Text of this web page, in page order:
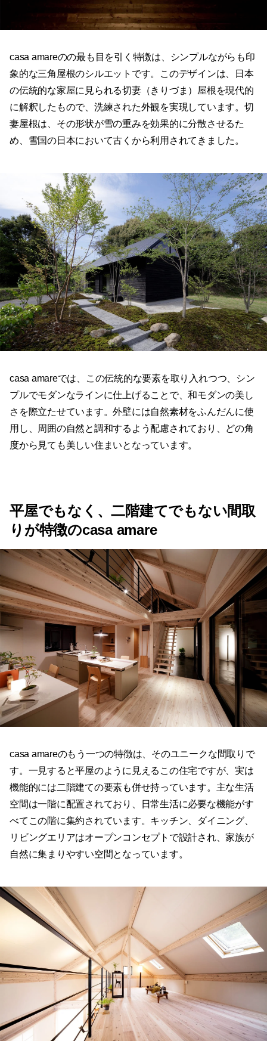
casa amareのの最も目を引く特徴は、シンプルながらも印
象的な三角屋根のシルエットです。このデザインは、日本
の伝統的な家屋に見られる切妻（きりづま）屋根を現代的
に解釈したもので、洗練された外観を実現しています。切
妻屋根は、その形状が雪の重みを効果的に分散させるた
め、雪国の日本において古くから利用されてきました。
casa amareでは、この伝統的な要素を取り入れつつ、シン
プルでモダンなラインに仕上げることで、和モダンの美し
さを際立たせています。外壁には自然素材をふんだんに使
用し、周囲の自然と調和するよう配慮されており、どの角
度から見ても美しい住まいとなっています。
平屋でもなく、二階建てでもない間取
りが特徴のcasa amare
casa amareのもう一つの特徴は、そのユニークな間取りで
す。一見すると平屋のように見えるこの住宅ですが、実は
機能的には二階建ての要素も併せ持っています。主な生活
空間は一階に配置されており、日常生活に必要な機能がす
べてこの階に集約されています。キッチン、ダイニング、
リビングエリアはオープンコンセプトで設計され、家族が
自然に集まりやすい空間となっています。